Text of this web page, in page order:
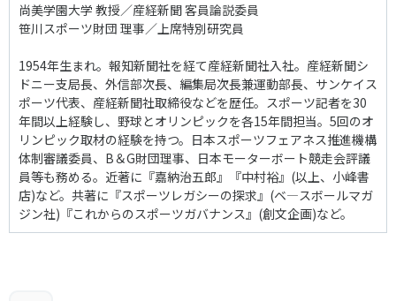
尚美学園大学 教授／産経新聞 客員論説委員
笹川スポーツ財団 理事／上席特別研究員
1954年生まれ。報知新聞社を経て産経新聞社入社。産経新聞シ
ドニー支局長、外信部次長、編集局次長兼運動部長、サンケイス
ポーツ代表、産経新聞社取締役などを歴任。スポーツ記者を30
年間以上経験し、野球とオリンピックを各15年間担当。5回のオ
リンピック取材の経験を持つ。日本スポーツフェアネス推進機構
体制審議委員、B＆G財団理事、日本モーターボート競走会評議
員等も務める。近著に『嘉納治五郎』『中村裕』(以上、小峰書
店)など。共著に『スポーツレガシーの探求』(ベ―スボールマガ
ジン社)『これからのスポーツガバナンス』(創文企画)など。